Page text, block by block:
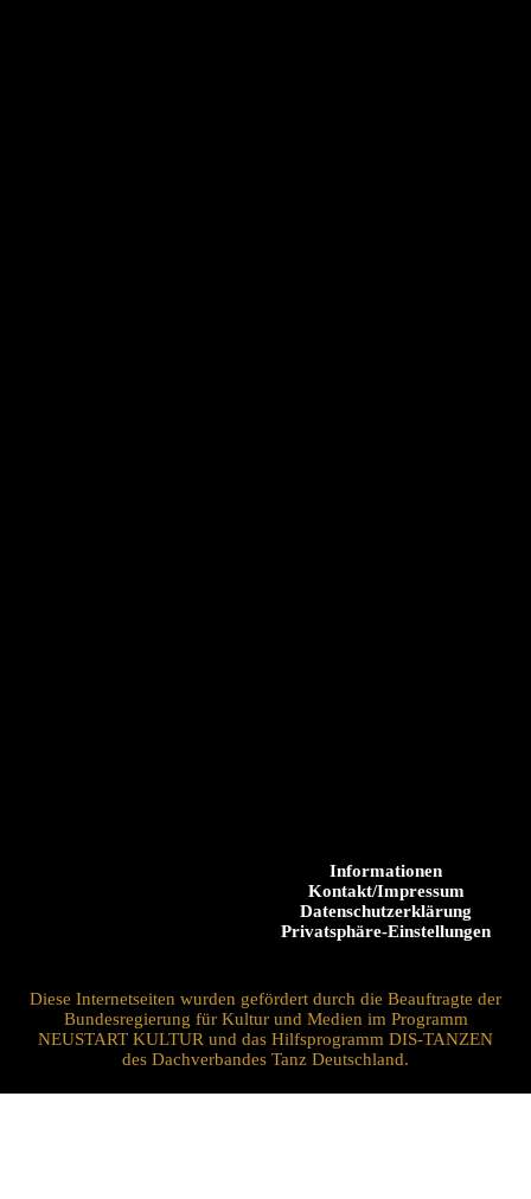
Informationen
Kontakt/Impressum
Datenschutzerklärung
Privatsphäre-Einstellungen
Diese Internetseiten wurden gefördert durch die Beauftragte der
Bundesregierung für Kultur und Medien im Programm
NEUSTART KULTUR und das Hilfsprogramm DIS-TANZEN
des Dachverbandes Tanz Deutschland.